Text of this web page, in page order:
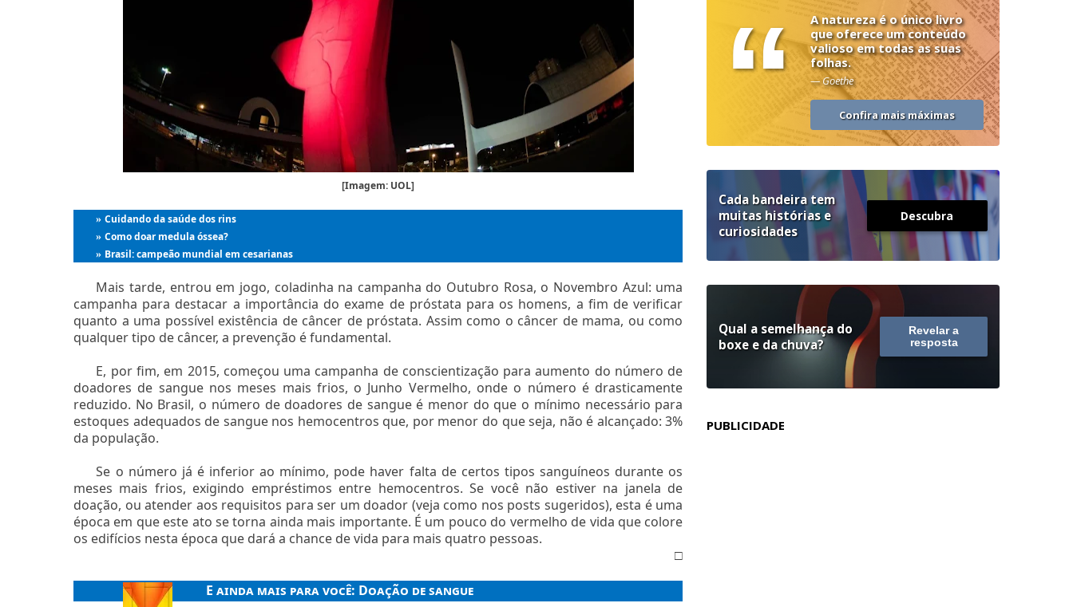
[Imagem: UOL]
» Cuidando da saúde dos rins
» Como doar medula óssea?
» Brasil: campeão mundial em cesarianas
Mais tarde, entrou em jogo, coladinha na campanha do Outubro Rosa, o Novembro Azul: uma
campanha para destacar a importância do exame de próstata para os homens, a fim de verificar
quanto a uma possível existência de câncer de próstata. Assim como o câncer de mama, ou como
qualquer tipo de câncer, a prevenção é fundamental.
E, por fim, em 2015, começou uma campanha de conscientização para aumento do número de
doadores de sangue nos meses mais frios, o Junho Vermelho, onde o número é drasticamente
reduzido. No Brasil, o número de doadores de sangue é menor do que o mínimo necessário para
estoques adequados de sangue nos hemocentros que, por menor do que seja, não é alcançado: 3%
da população.
Se o número já é inferior ao mínimo, pode haver falta de certos tipos sanguíneos durante os
meses mais frios, exigindo empréstimos entre hemocentros. Se você não estiver na janela de
doação, ou atender aos requisitos para ser um doador (veja como nos posts sugeridos), esta é uma
época em que este ato se torna ainda mais importante. É um pouco do vermelho de vida que colore
os edifícios nesta época que dará a chance de vida para mais quatro pessoas.
□
E ainda mais para você: Doação de sangue
“
A natureza é o único livro
que oferece um conteúdo
valioso em todas as suas
folhas.
— Goethe
Confira mais máximas
Cada bandeira tem
muitas histórias e
curiosidades
Descubra
Qual a semelhança do
boxe e da chuva?
Revelar a
resposta
PUBLICIDADE